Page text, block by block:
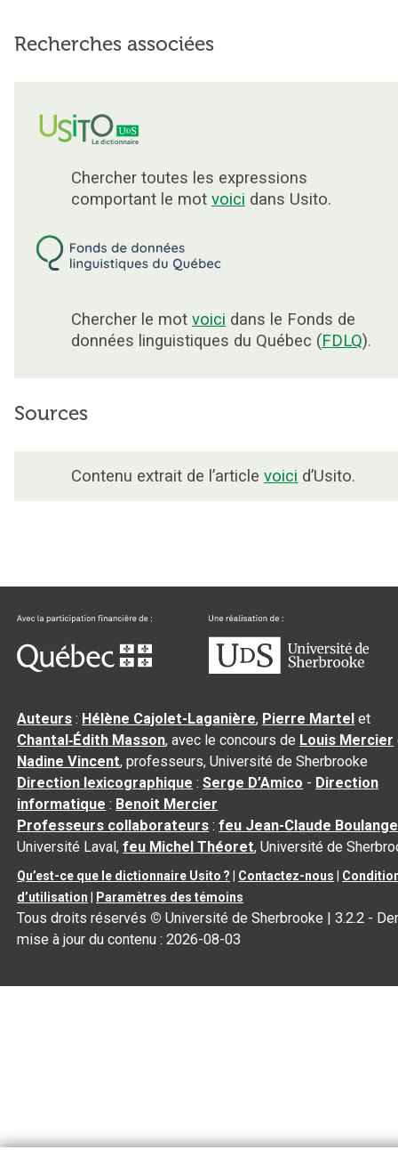
Recherches associées
Chercher toutes les expressions
comportant le mot voici dans Usito.
Chercher le mot voici dans le Fonds de
données linguistiques du Québec (FDLQ).
Sources
Contenu extrait de l’article voici d’Usito.
Auteurs : Hélène Cajolet-Laganière, Pierre Martel et
Chantal‑Édith Masson, avec le concours de Louis Mercier
Nadine Vincent, professeurs, Université de Sherbrooke
Direction lexicographique :Serge D’Amico - Direction
informatique : Benoit Mercier
Professeurs collaborateurs :feu Jean-Claude
Université Laval,feu Michel Théoret, Université de
Qu’est-ce que le dictionnaire Usito ? Contactez-nous
d’utilisation
Paramètres des témoins
Tous droits réservés © Université de Sherbrooke |3.2.2 -
mise à jour du contenu :2026-08-03